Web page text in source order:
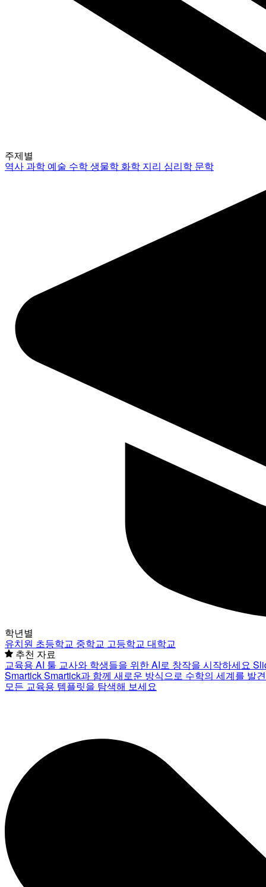
주제별
역사과학 예술 수학생물학 화학 지리 심리학 문학
학년별
유치원 초등학교 중학교 고등학교 대학교
추천 자료
교육용 AI 툴 교사와 학생들을 위한 AI로 창작을 시작하세요
SmartickSmartick과 함께 새로운 방식으로 수학의 세계를 발
모든 교육용 템플릿을 탐색해 보세요